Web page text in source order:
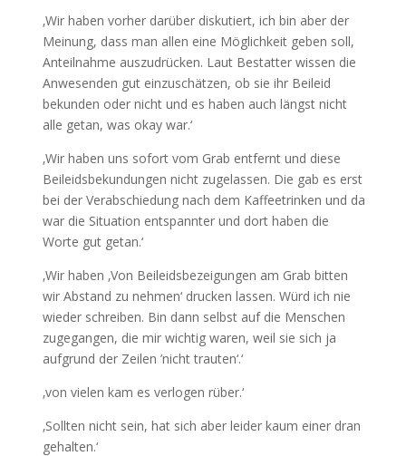
‚Wir haben vorher darüber diskutiert, ich bin aber der
Meinung, dass man allen eine Möglichkeit geben soll,
Anteilnahme auszudrücken. Laut Bestatter wissen die
Anwesenden gut einzuschätzen, ob sie ihr Beileid
bekunden oder nicht und es haben auch längst nicht
alle getan, was okay war.‘
‚Wir haben uns sofort vom Grab entfernt und diese
Beileidsbekundungen nicht zugelassen. Die gab es erst
bei der Verabschiedung nach dem Kaffeetrinken und da
war die Situation entspannter und dort haben die
Worte gut getan.‘
‚Wir haben ‚Von Beileidsbezeigungen am Grab bitten
wir Abstand zu nehmen‘ drucken lassen. Würd ich nie
wieder schreiben. Bin dann selbst auf die Menschen
zugegangen, die mir wichtig waren, weil sie sich ja
aufgrund der Zeilen ’nicht trauten‘.‘
‚von vielen kam es verlogen rüber.‘
‚Sollten nicht sein, hat sich aber leider kaum einer dran
gehalten.‘